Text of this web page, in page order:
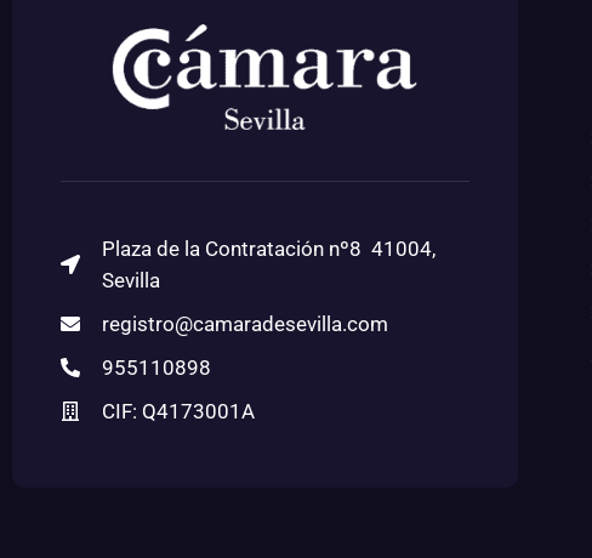
Plaza de la Contratación nº8 41004,
Sevilla
registro@camaradesevilla.com
955110898
CIF: Q4173001A